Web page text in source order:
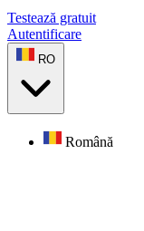
Testează gratuit
Autentificare
RO
Română